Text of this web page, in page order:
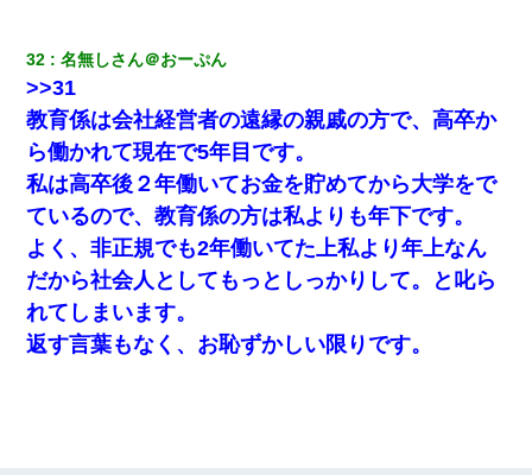
32 名無しさん＠おーぷん
>>31
教育係は会社経営者の遠縁の親戚の方で、高卒か
ら働かれて現在で5年目です。
私は高卒後２年働いてお金を貯めてから大学をで
ているので、教育係の方は私よりも年下です。
よく、非正規でも2年働いてた上私より年上なん
だから社会人としてもっとしっかりして。と叱ら
れてしまいます。
返す言葉もなく、お恥ずかしい限りです。